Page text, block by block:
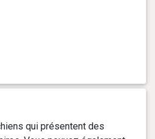
qui présentent des